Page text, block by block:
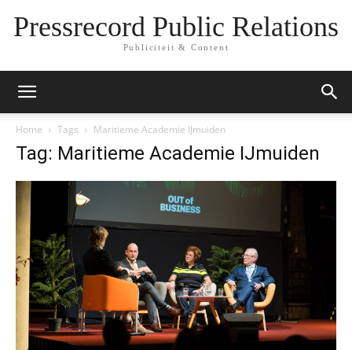
Pressrecord Public Relations
Publiciteit & Content
Home Tags Maritieme Academie IJmuiden
Tag: Maritieme Academie IJmuiden